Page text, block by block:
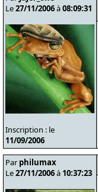
Le27/11/2006à08:09:31
Inscription : le
11/09/2006
Par philumax
Le27/11/2006à 10:37:23